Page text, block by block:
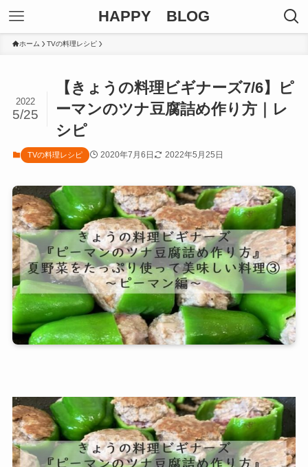
HAPPY BLOG
ホーム TVの料理レシピ
【きょうの料理ビギナーズ7/6】ピ
ーマンのツナ豆腐詰め作り方｜レ
シピ
2022
5/25
TVの料理レシピ 2020年7月6日 2022年5月25日